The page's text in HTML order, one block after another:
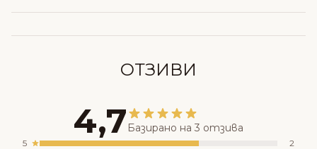
ОТЗИВИ
4,7 Базирано на 3 отзива
5
2